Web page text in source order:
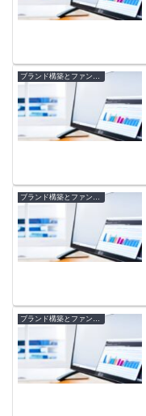
ブランド構築とファンマーケティング